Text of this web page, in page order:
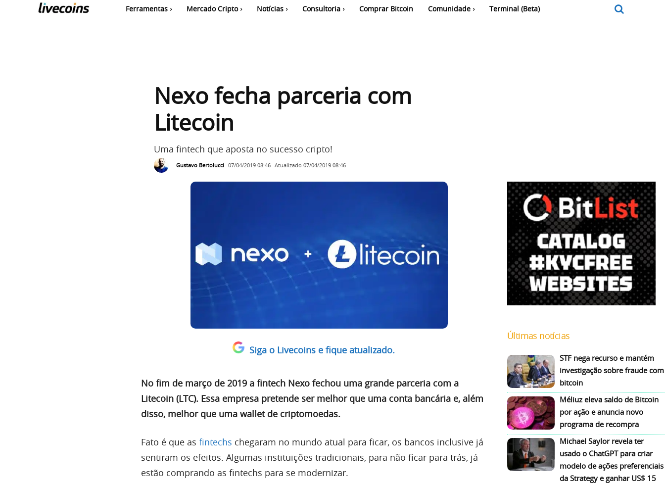
Ferramentas Mercado Cripto Notícias Consultoria Comprar Bitcoin Comunidade Terminal (Beta)
Nexo fecha parceria com
Litecoin
Uma fintech que aposta no sucesso cripto!
Gustavo Bertolucci 07/04/2019 08:46 Atualizado 07/04/2019 08:46
Siga o Livecoins e fique atualizado.
No fim de março de 2019 a fintech Nexo fechou uma grande parceria com a
Litecoin (LTC). Essa empresa pretende ser melhor que uma conta bancária e, além
disso, melhor que uma wallet de criptomoedas.
Fato é que as fintechs chegaram no mundo atual para ficar, os bancos inclusive já
sentiram os efeitos. Algumas instituições tradicionais, para não ficar para trás, já
estão comprando as fintechs para se modernizar.
Últimas notícias
STF nega recurso e mantém
investigação sobre fraude com
bitcoin
Méliuz eleva saldo de Bitcoin
por ação e anuncia novo
programa de recompra
Michael Saylor revela ter
usado o ChatGPT para criar
modelo de ações preferenciais
da Strategy e ganhar US$ 15